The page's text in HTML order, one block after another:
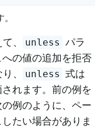
、 unless パラ
の値の追加を拒否
、 unless 式は
れます。前の例を
例のように、ペー
たい場合がありま